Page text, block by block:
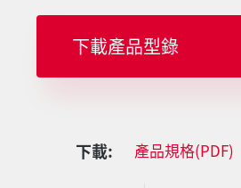
下載產品型錄
下載: 產品規格(PDF)